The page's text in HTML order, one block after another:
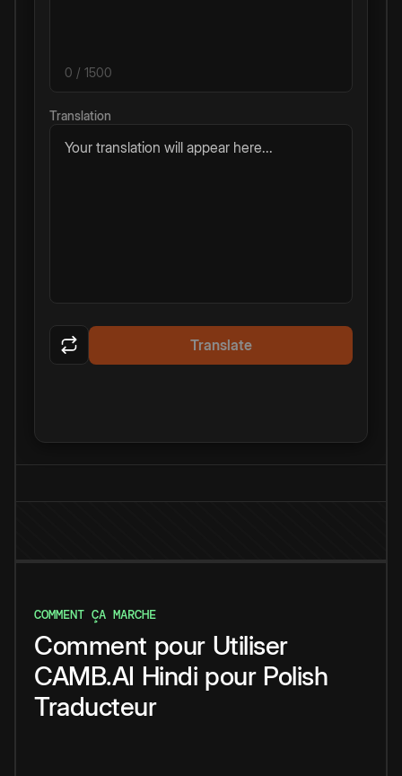
0 / 1500
Translation
Your translation will appear here...
Translate
COMMENT ÇA MARCHE
Comment pour Utiliser
CAMB.AI Hindi pour Polish
Traducteur